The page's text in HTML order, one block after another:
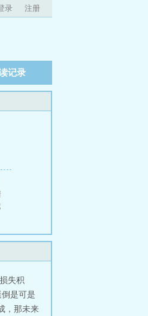
录 注册
记录
失积
是可是
，那未来